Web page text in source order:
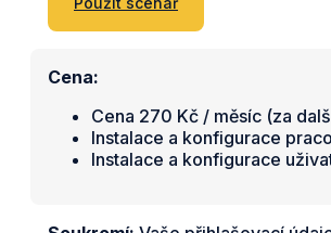
Cena:
Cena 270 Kč / měsíc (za
Instalace a konfigurace
Instalace a konfigurace